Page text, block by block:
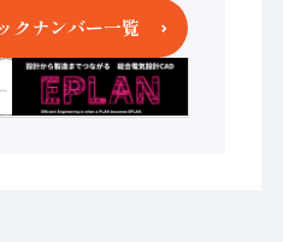
クナンバー一覧